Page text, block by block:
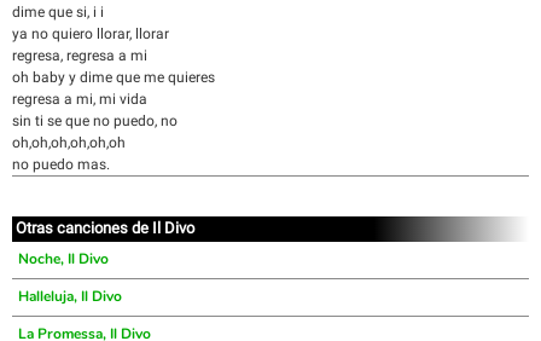
dime que si, i i
ya no quiero llorar, llorar
regresa, regresa a mi
oh baby y dime que me quieres
regresa a mi, mi vida
sin ti se que no puedo, no
oh,oh,oh,oh,oh,oh
no puedo mas.
Otras canciones de Il Divo
Noche, Il Divo
Halleluja, Il Divo
La Promessa, Il Divo